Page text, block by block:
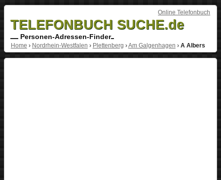
Online Telefonbuch
TELEFONBUCH SUCHE.de
Personen-Adressen-Finder
Home › Nordrhein-Westfalen › Plettenberg ›Am Galgenhagen › A Albers